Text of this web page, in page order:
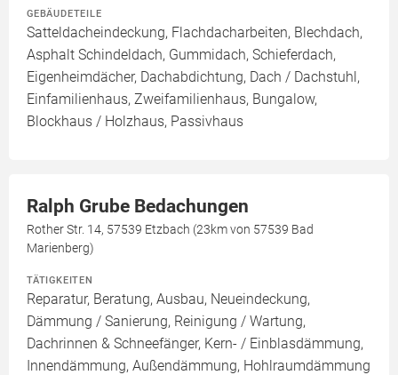
GEBÄUDETEILE
Satteldacheindeckung, Flachdacharbeiten, Blechdach,
Asphalt Schindeldach, Gummidach, Schieferdach,
Eigenheimdächer, Dachabdichtung, Dach / Dachstuhl,
Einfamilienhaus, Zweifamilienhaus, Bungalow,
Blockhaus / Holzhaus, Passivhaus
Ralph Grube Bedachungen
Rother Str. 14, 57539 Etzbach (23km von 57539 Bad
Marienberg)
TÄTIGKEITEN
Reparatur, Beratung, Ausbau, Neueindeckung,
Dämmung / Sanierung, Reinigung / Wartung,
Dachrinnen & Schneefänger, Kern- / Einblasdämmung,
Innendämmung, Außendämmung, Hohlraumdämmung